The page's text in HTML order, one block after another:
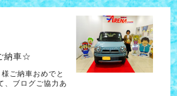
納車☆
ご納車おめでと
、ブログご協力あ